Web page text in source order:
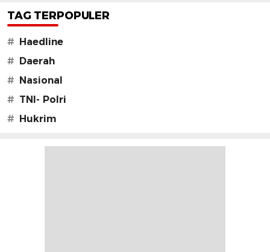
TAG TERPOPULER
# Haedline
# Daerah
# Nasional
# TNI- Polri
# Hukrim